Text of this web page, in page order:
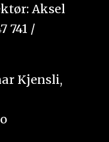
Aksel
741 /
Kjensli,